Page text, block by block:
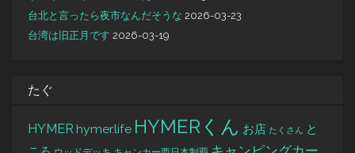
台北と言ったら夜市なんだそうな 2026-03-23
台湾は旧正月です 2026-03-19
たぐ
HYMER hymer.life HYMERくん お店 たくさん と